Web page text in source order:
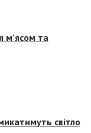
м’ясом та
світло